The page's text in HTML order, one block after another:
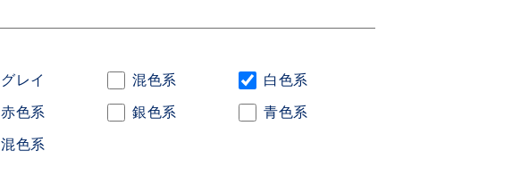
グレイ 混色系 白色系
赤色系 銀色系 青色系
混色系